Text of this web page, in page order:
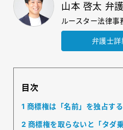
山本 啓太 弁
ルースター法律事
弁護士詳
目次
1 商標権は「名前」を独占す
2 商標権を取らないと「タダ